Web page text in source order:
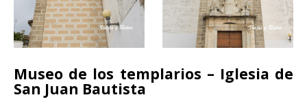
Museo de los templarios – Iglesia de
San Juan Bautista